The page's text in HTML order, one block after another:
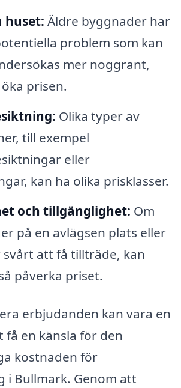
huset: Äldre byggnader har
problem som kan
mer noggrant,
prisen.
Olika typer av
till exempel
eller
kan ha olika prisklasser.
och tillgänglighet: Om
på en avlägsen plats eller
svårt att få tillträde, kan
påverka priset.
erbjudanden kan vara en
få en känsla för den
kostnaden för
i Bullmark. Genom att